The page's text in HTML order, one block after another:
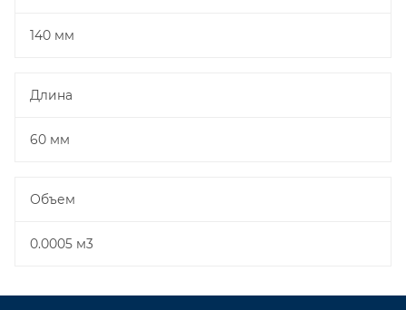
140 мм
Длина
60 мм
Объем
0.0005 м3